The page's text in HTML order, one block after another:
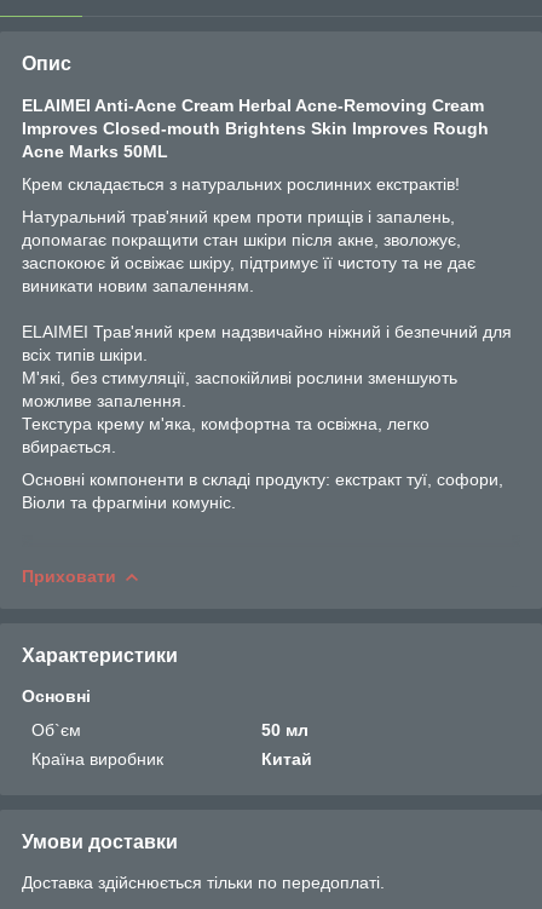
Опис
ELAIMEI Anti-Acne Cream Herbal Acne-Removing Cream
Improves Closed-mouth Brightens Skin Improves Rough
Acne Marks 50ML
Крем складається з натуральних рослинних екстрактів!
Натуральний трав'яний крем проти прищів і запалень,
допомагає покращити стан шкіри після акне, зволожує,
заспокоює й освіжає шкіру, підтримує її чистоту та не дає
виникати новим запаленням.
ELAIMEI Трав'яний крем надзвичайно ніжний і безпечний для
всіх типів шкіри.
М'які, без стимуляції, заспокійливі рослини зменшують
можливе запалення.
Текстура крему м'яка, комфортна та освіжна, легко
вбирається.
Основні компоненти в складі продукту: екстракт туї, софори,
Віоли та фрагміни комуніс.
Приховати
Характеристики
Основні
Об`єм
50 мл
Країна виробник
Китай
Умови доставки
Доставка здійснюється тільки по передоплаті.